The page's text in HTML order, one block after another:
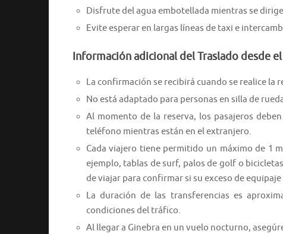
Disfrute del agua embotellada mientras se
Evite esperar en largas líneas de taxi e
Información adicional del Traslado desde
La confirmación se recibirá cuando se realice la
No está adaptado para personas en silla de
Al momento de la reserva, los pasajeros
teléfono mientras están en el extranjero.
Cada viajero tiene permitido un máximo de 1
ejemplo, tablas de surf, palos de golf o
de viajar para confirmar si su exceso de equipaje
La duración de las transferencias es
condiciones del tráfico.
Al llegar a Ginebra en un vuelo nocturno,